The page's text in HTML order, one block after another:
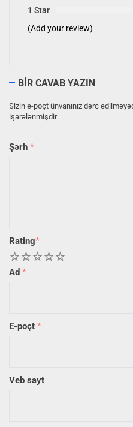
1 Star
(Add your review)
BIR CAVAB YAZIN
Sizin e-poçt ünvanınız dərc
işarələnmişdir
Şərh *
Rating*
5
4
3
2
Ad *
E-poçt *
Veb sayt